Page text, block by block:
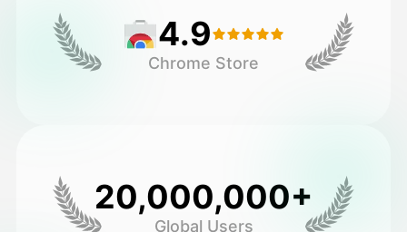
Otras herramientas4.9
Chrome Store
20,000,000+
Global Users